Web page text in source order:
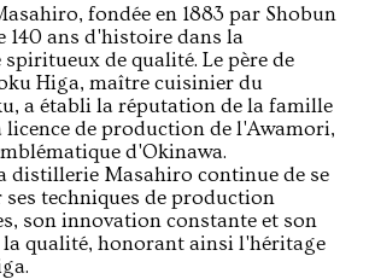
fondée en 1883 par Shobun
140 ans d'histoire dans la
de qualité. Le père de
Higa, maître cuisinier du
a établi la réputation de la famille
licence de production de l'Awamori,
d'Okinawa.
distillerie Masahiro continue de se
techniques de production
son innovation constante et son
la qualité, honorant ainsi l'héritage